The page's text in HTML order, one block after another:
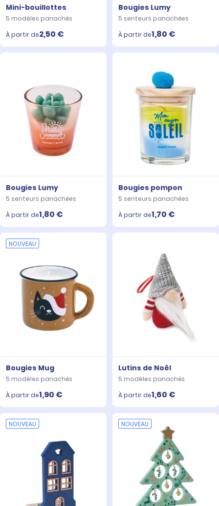
Mini-bouillottes
5 modèles panachés
À partir de2,50 €
Bougies Lumy
5 senteurs panachées
À partir de1,80 €
Bougies Lumy
5 senteurs panachées
À partir de1,80 €
Bougies pompon
5 senteurs panachées
À partir de1,70 €
NOUVEAU
Bougies Mug
5 modèles panachés
À partir de1,90 €
Lutins de Noël
5 modèles panachés
À partir de1,60 €
NOUVEAU NOUVEAU